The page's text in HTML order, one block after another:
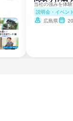
説明会・イベン
広島県